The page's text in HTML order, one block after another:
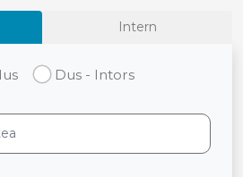
Intern
Dus - Intors